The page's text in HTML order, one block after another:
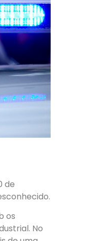
de
os
No